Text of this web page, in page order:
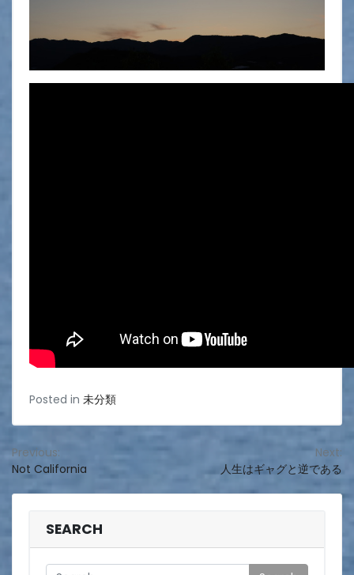
Posted in 未分類
投
稿
Previous:
Not California
Next:
人生はギャグと逆である
SEARCH
Search